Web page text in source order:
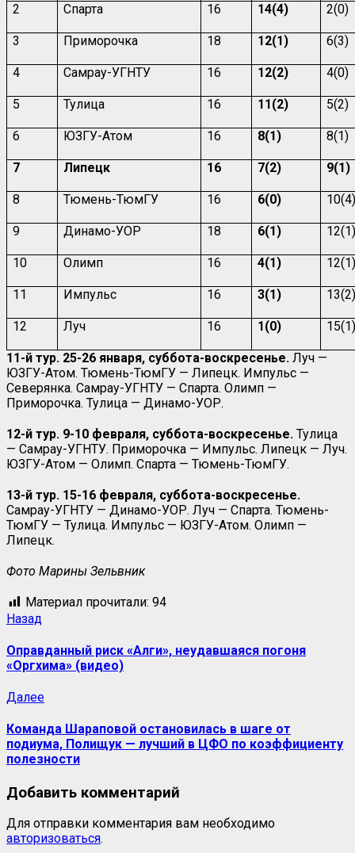
2 Спарта 16 14(4) 2(0)
3 Приморочка 18 12(1) 6(3)
4 Самрау-УГНТУ 16 12(2) 4(0)
5 Тулица 16 11(2) 5(2)
6 ЮЗГУ-Атом 16 8(1) 8(1)
7 Липецк 16 7(2) 9(1)
8 Тюмень-ТюмГУ 16 6(0)
9 Динамо-УОР 18 6(1)
10 Олимп 16 4(1)
11 Импульс 16 3(1)
12 Луч 16 1(0)
11-й тур. 25-26 января, суббота-воскресенье. Луч —
ЮЗГУ-Атом. Тюмень-ТюмГУ — Липецк. Импульс —
Северянка. Самрау-УГНТУ — Спарта. Олимп —
Приморочка. Тулица — Динамо-УОР.
12-й тур. 9-10 февраля, суббота-воскресенье. Тулица
— Самрау-УГНТУ. Приморочка — Импульс. Липецк — Луч.
ЮЗГУ-Атом — Олимп. Спарта — Тюмень-ТюмГУ.
13-й тур. 15-16 февраля, суббота-воскресенье.
Самрау-УГНТУ — Динамо-УОР. Луч — Спарта. Тюмень-
ТюмГУ — Тулица. Импульс — ЮЗГУ-Атом. Олимп —
Липецк.
Фото Марины Зельвник
Материал прочитали: 94
Назад
Оправданный риск «Алги», неудавшаяся погоня
«Оргхима» (видео)
Далее
Команда Шараповой остановилась в шаге от
подиума, Полищук — лучший в ЦФО по коэффициенту
полезности
Добавить комментарий
Для отправки комментария вам необходимо
авторизоваться.